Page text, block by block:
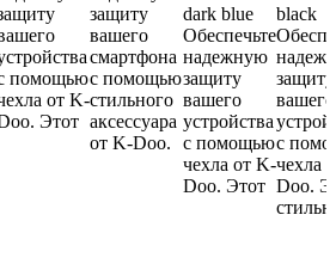
помощью
от K-
Этот
защиту
вашего
смартфона
с помощью
стильного
аксессуара
от K-Doo.
dark blue
Обеспечьте
надежную
защиту
вашего
устройства
с помощью
чехла от K-
Doo. Этот
black
защиту
вашего
с
чехла
Doo.